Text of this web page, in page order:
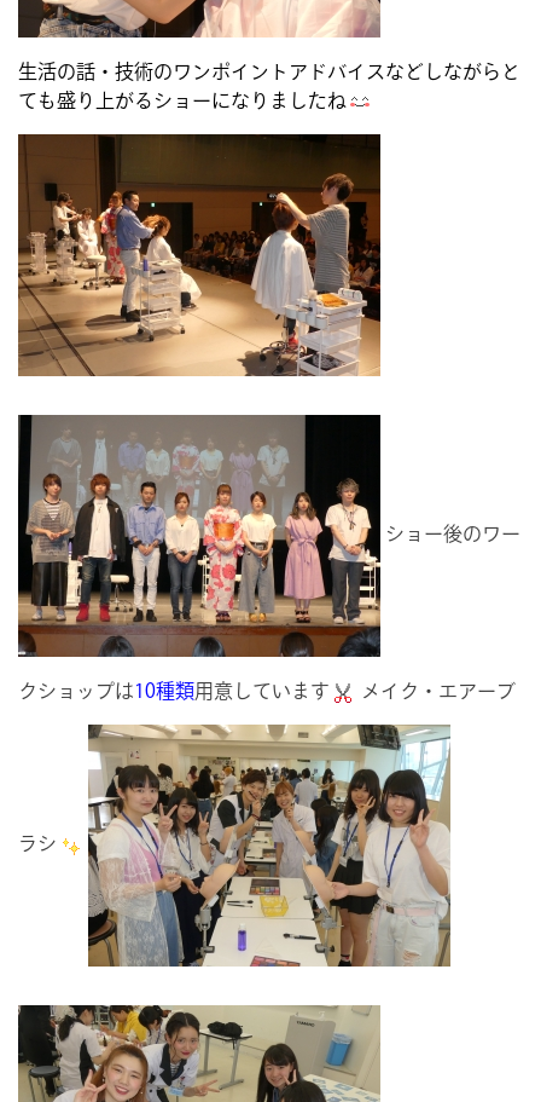
生活の話・技術のワンポイントアドバイスなどしながらと
ても盛り上がるショーになりましたね
ショー後のワー
クショップは10種類用意しています メイク・エアーブ
ラシ